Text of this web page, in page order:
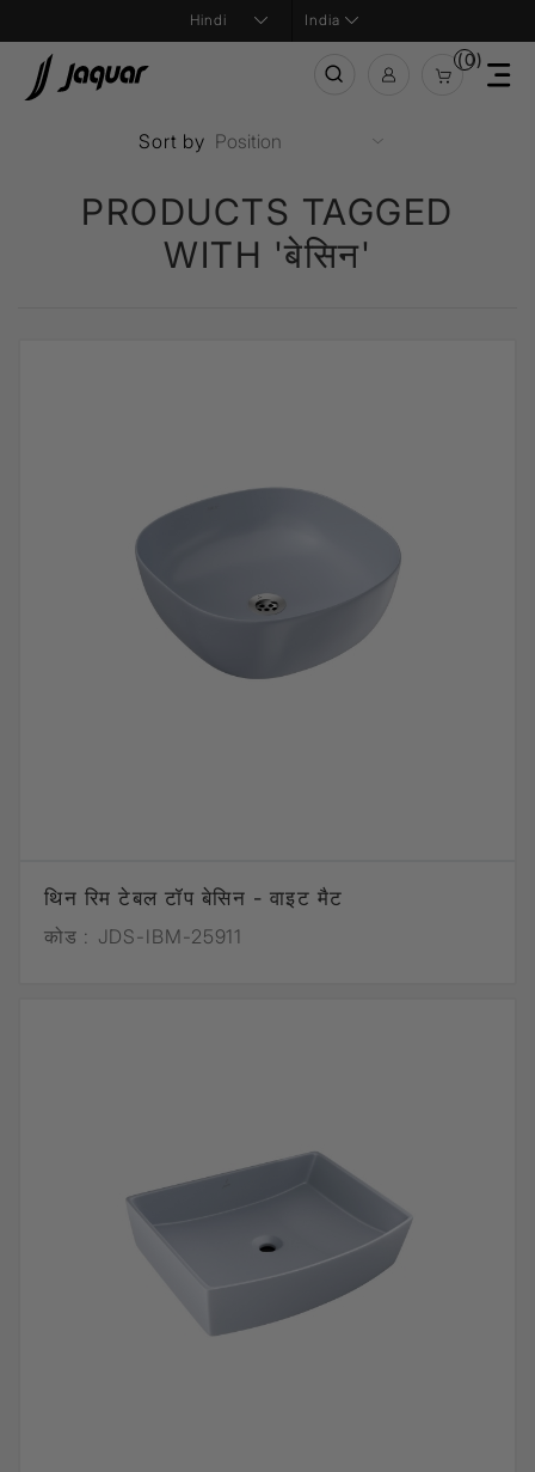
India
(0)
PRODUCTS TAGGED
WITH 'बेसिन'
Sort by
थिन रिम टेबल टॉप बेसिन - वाइट मैट
कोड : JDS-IBM-25911